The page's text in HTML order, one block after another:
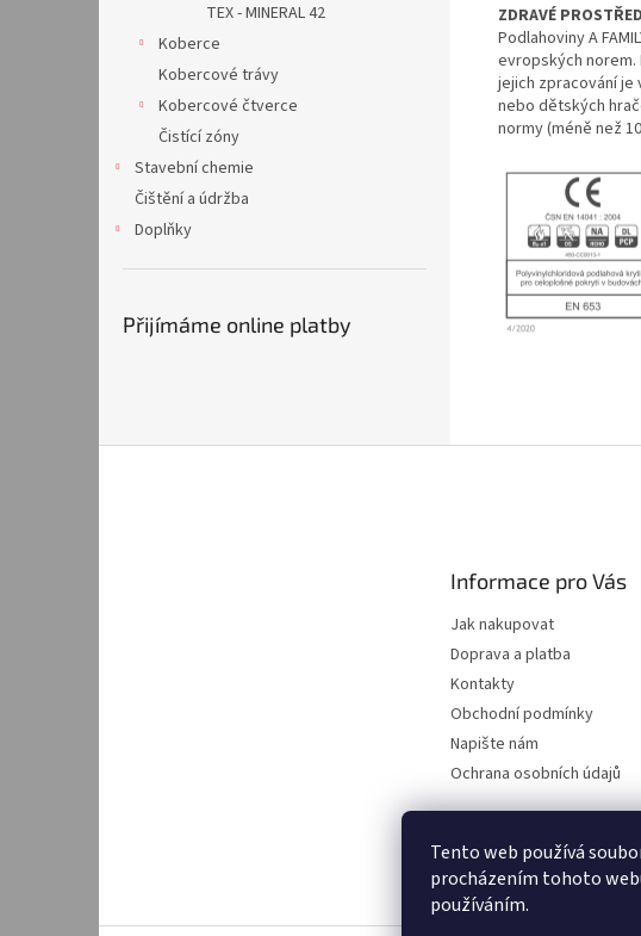
Tento web používá
procházením tohoto
používáním.
TEX - MINERAL 42
Koberce
Kobercové trávy
Kobercové čtverce
Čistící zóny
Stavební chemie
Čištění a údržba
Doplňky
Přijímáme online platby
ZDRAVÉ
Podlahoviny A
evropských
jejich zpracování
nebo dětských
normy (méně než
Informace pro Vás
Jak nakupovat
Doprava a platba
Kontakty
Obchodní podmínky
Napište nám
Ochrana osobních údajů
Zboží.cz